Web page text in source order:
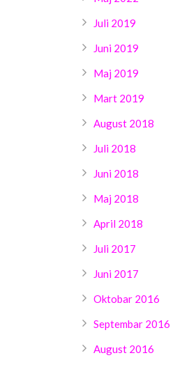
Juli 2019
Juni 2019
Maj 2019
Mart 2019
August 2018
Juli 2018
Juni 2018
Maj 2018
April 2018
Juli 2017
Juni 2017
Oktobar 2016
Septembar 2016
August 2016